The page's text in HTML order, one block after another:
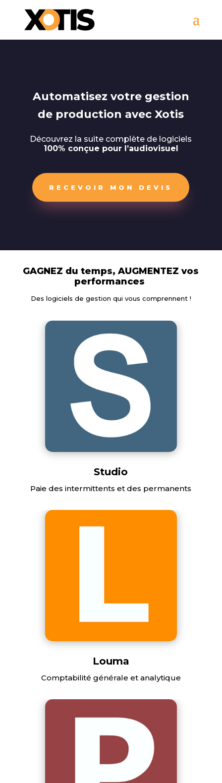
Automatisez votre gestion
de production avec Xotis
Découvrez la suite complète de logiciels
100% conçue pour l’audiovisuel
RECEVOIR MON DEVIS
GAGNEZ du temps, AUGMENTEZ vos
performances
Des logiciels de gestion qui vous comprennent !
Studio
Paie des intermittents et des permanents
Louma
Comptabilité générale et analytique